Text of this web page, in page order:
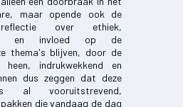
maar opende ook de
over ethiek,
en invloed op de
thema's blijven, door de
indrukwekkend en
dus zeggen dat deze
al vooruitstrevend,
die vandaag de dag